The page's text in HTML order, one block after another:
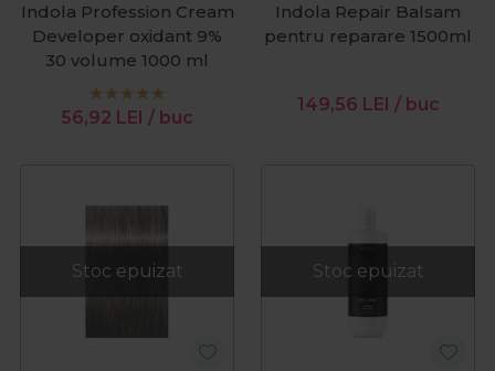
Indola Profession Cream
Developer oxidant 9%
30 volume 1000 ml
56,92 LEI / buc
Indola Repair Balsam
pentru reparare 1500ml
149,56 LEI / buc
Stoc epuizat Stoc epuizat